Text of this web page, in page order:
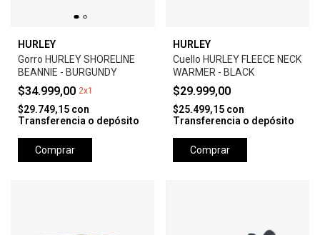
HURLEY
Gorro HURLEY SHORELINE
BEANNIE - BURGUNDY
$34.999,00 2x1
$29.749,15 con
Transferencia o depósito
Comprar
HURLEY
Cuello HURLEY FLEECE NECK
WARMER - BLACK
$29.999,00
$25.499,15 con
Transferencia o depósito
Comprar